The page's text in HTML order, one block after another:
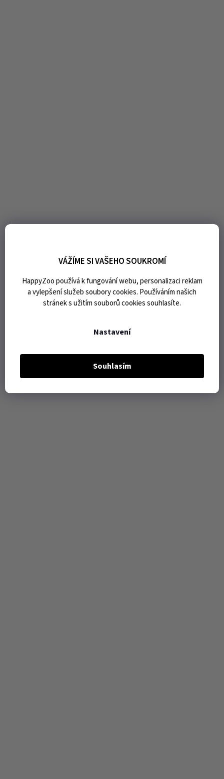
VÁŽÍME SI VAŠEHO SOUKROMÍ
HappyZoo používá k fungování webu, personalizaci reklam
a vylepšení služeb soubory cookies. Používáním našich
stránek s užitím souborů cookies souhlasíte.
Nastavení
Souhlasím